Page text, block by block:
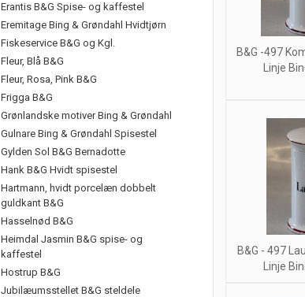
B&G -497
Linje
B&G - 497
Linje
Erantis B&G Spise- og kaffestel
Eremitage Bing & Grøndahl Hvidtjørn
Fiskeservice B&G og Kgl.
Fleur, Blå B&G
Fleur, Rosa, Pink B&G
Frigga B&G
Grønlandske motiver Bing & Grøndahl
Gulnare Bing & Grøndahl Spisestel
Gylden Sol B&G Bernadotte
Hank B&G Hvidt spisestel
Hartmann, hvidt porcelæn dobbelt
guldkant B&G
Hasselnød B&G
Heimdal Jasmin B&G spise- og
kaffestel
Hostrup B&G
Jubilæumsstellet B&G steldele